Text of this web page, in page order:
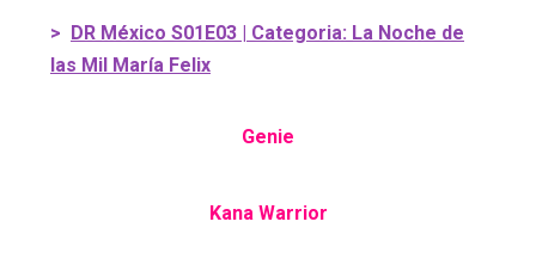
> DR México S01E03 | Categoria: La Noche de
las Mil María Felix
Genie
Kana Warrior